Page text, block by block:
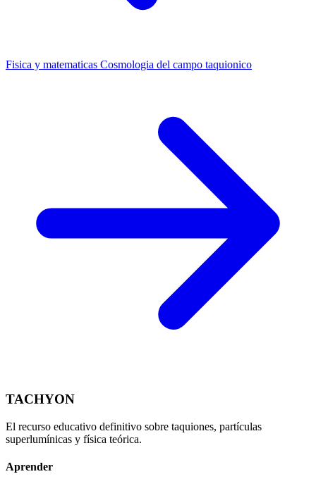
Fisica y matematicas Cosmologia del campo taquionico
TACHYON
El recurso educativo definitivo sobre taquiones, partículas
superlumínicas y física teórica.
Aprender